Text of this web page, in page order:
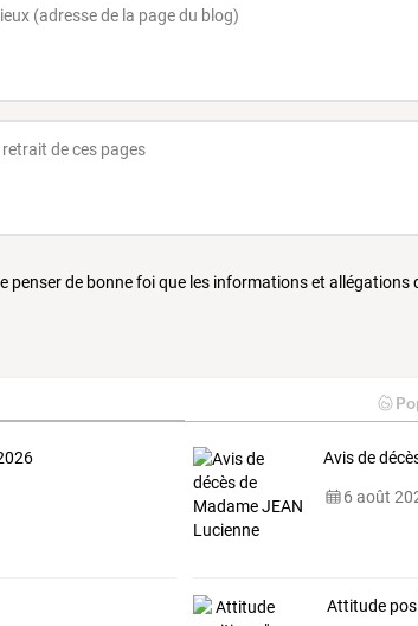
penser de bonne foi que les informations et
Avis de
6 août
Attitude